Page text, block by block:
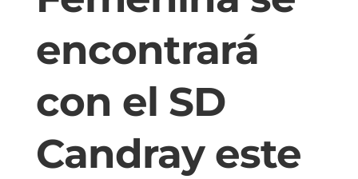
encontrará
con el SD
Candray este